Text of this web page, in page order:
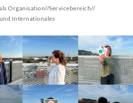
Organisation//Servicebereich//
Internationales